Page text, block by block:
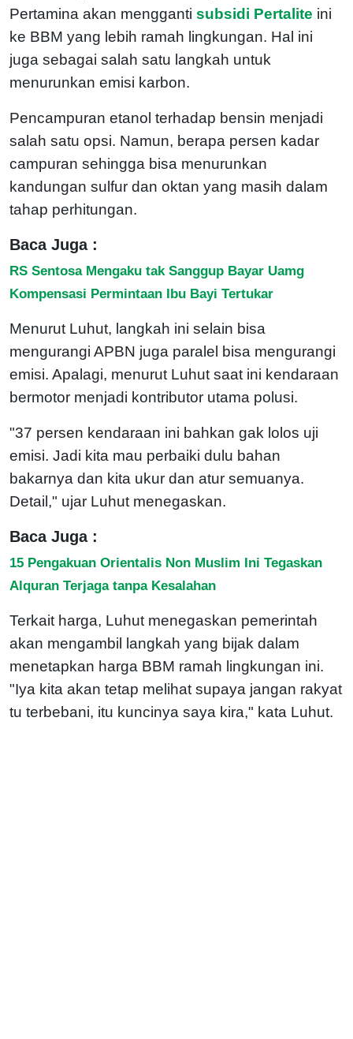
Pertamina akan mengganti subsidi Pertalite ini
ke BBM yang lebih ramah lingkungan. Hal ini
juga sebagai salah satu langkah untuk
menurunkan emisi karbon.
Pencampuran etanol terhadap bensin menjadi
salah satu opsi. Namun, berapa persen kadar
campuran sehingga bisa menurunkan
kandungan sulfur dan oktan yang masih dalam
tahap perhitungan.
Baca Juga :
RS Sentosa Mengaku tak Sanggup Bayar Uamg
Kompensasi Permintaan Ibu Bayi Tertukar
Menurut Luhut, langkah ini selain bisa
mengurangi APBN juga paralel bisa mengurangi
emisi. Apalagi, menurut Luhut saat ini kendaraan
bermotor menjadi kontributor utama polusi.
"37 persen kendaraan ini bahkan gak lolos uji
emisi. Jadi kita mau perbaiki dulu bahan
bakarnya dan kita ukur dan atur semuanya.
Detail," ujar Luhut menegaskan.
Baca Juga :
15 Pengakuan Orientalis Non Muslim Ini Tegaskan
Alquran Terjaga tanpa Kesalahan
Terkait harga, Luhut menegaskan pemerintah
akan mengambil langkah yang bijak dalam
menetapkan harga BBM ramah lingkungan ini.
"Iya kita akan tetap melihat supaya jangan rakyat
tu terbebani, itu kuncinya saya kira," kata Luhut.